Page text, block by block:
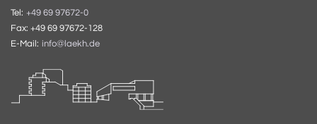
Tel: +49 69 97672-0
Fax: +49 69 97672-128
E-Mail: info@laekh.de